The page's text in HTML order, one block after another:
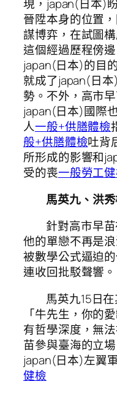
現，japan(日本)
晉陞本身的位置
謀博弈，在試圖
這個經過歷程傍
japan(日本)的目
就成了japan(日
勢。不外，高市
japan(日本)國際
人一般+供膳體檢
般+供膳體檢吐背
所形成的影響和
受的喪一般勞工
馬英九、洪
針對高市早
他的單戀不再是
被數學公式逼迫
連收回批駁聲響。
馬英九15日
「牛先生，你的
有哲學深度，無
苗參與臺海的立
japan(日本)左翼
健檢